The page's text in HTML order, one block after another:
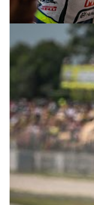
© R.Lekl & S.Wobser